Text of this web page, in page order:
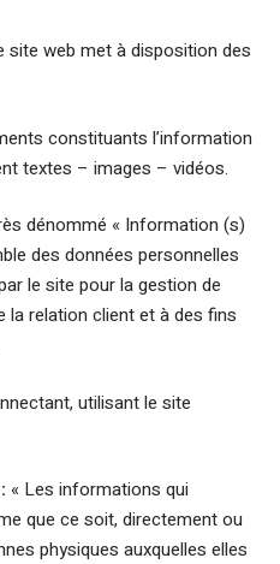
site web met à disposition des
constituants l’information
textes – images – vidéos.
dénommé « Information (s)
des données personnelles
le site pour la gestion de
la relation client et à des fins
utilisant le site
« Les informations qui
que ce soit, directement ou
physiques auxquelles elles